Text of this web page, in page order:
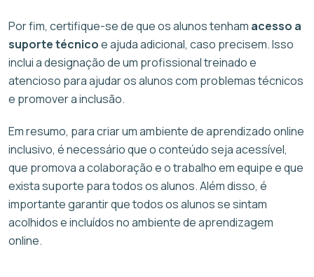
Por fim, certifique-se de que os alunos tenham acesso a
suporte técnicoe ajuda adicional, caso precisem. Isso
inclui a designação de um profissional treinado e
atencioso para ajudar os alunos com problemas técnicos
e promover a inclusão.
Em resumo, para criar um ambiente de aprendizado online
inclusivo, é necessário que o conteúdo seja acessível,
que promova a colaboração e o trabalho em equipe e que
exista suporte para todos os alunos. Além disso, é
importante garantir que todos os alunos se sintam
acolhidos e incluídos no ambiente de aprendizagem
online.